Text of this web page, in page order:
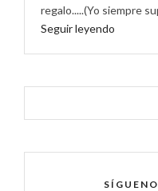
regalo.....(Yo siempre
Seguir leyendo